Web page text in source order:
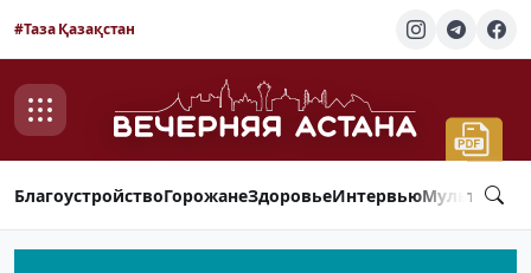
#Таза Қазақстан
БлагоустройствоГорожанеЗдоровьеИнтервью